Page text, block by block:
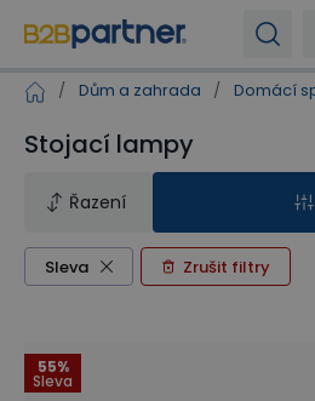
/ Dům a zahrada / Domácí
Stojací lampy
Řazení
Sleva Zrušit filtry
55%
Sleva